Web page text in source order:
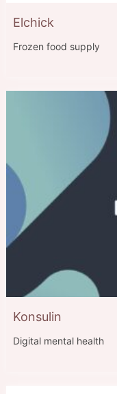
Elchick
Frozen food supply
Konsulin
Digital mental health